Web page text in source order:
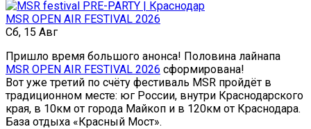
MSR OPEN AIR FESTIVAL 2026
Сб, 15 Авг
Пришло время большого анонса! Половина лайнапа
MSR OPEN AIR FESTIVAL 2026 сформирована!
Вот уже третий по счёту фестиваль MSR пройдёт в
традиционном месте: юг России, внутри Краснодарского
края, в 10км от города Майкоп и в 120км от Краснодара.
База отдыха «Красный Мост».